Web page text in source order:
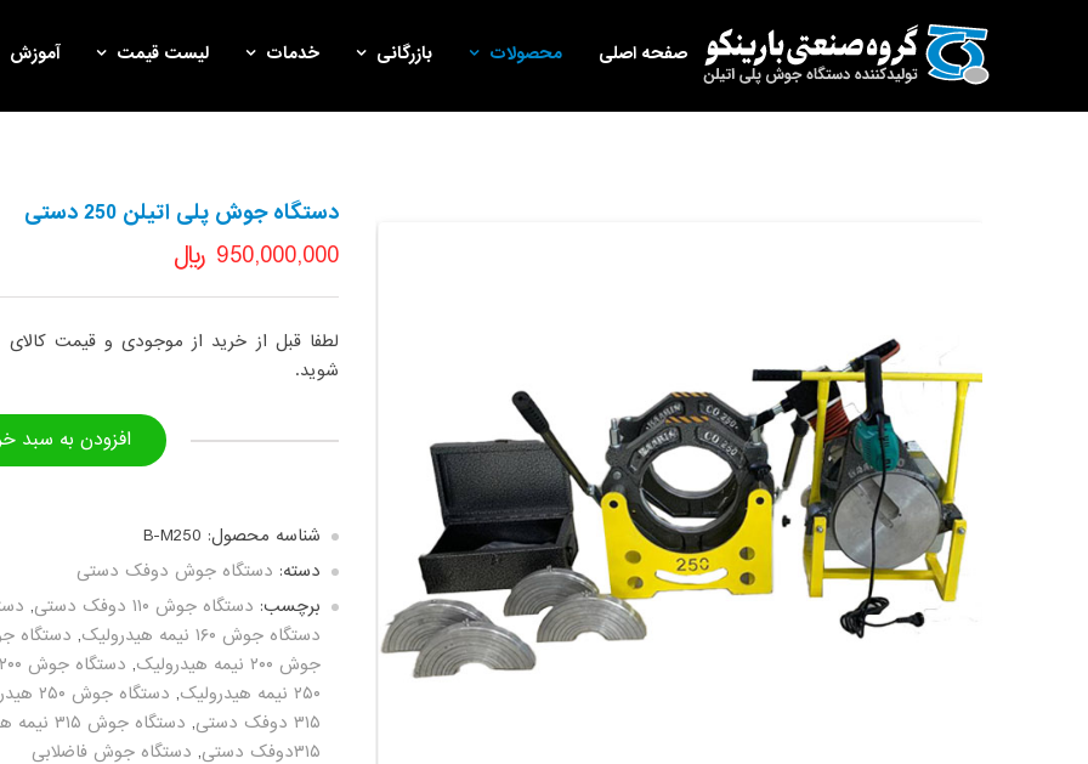
صفحه اصلی
محصولات بازرگانی خدمات لیست قیمت آموزش
دستگاه جوش پلی اتیلن 250 دستی
﷼ 950,000,000
لطفا قبل از خرید از موجودی و قیمت
شوید.
دستگاه
جوش
پلی
اتیلن
250
دستی
عدد
افزودن به سبد
شناسه محصول: B-M250
دسته: دستگاه جوش دوفک دستی
برچسب: دستگاه جوش ۱۱۰ دوفک دستی ,
دستگاه جوش ۱۶۰ نیمه هیدرولیک
, دستگاه جوش ۱۶۰
جوش ۲۰۰ نیمه هیدرولیک
, دستگاه جوش ۲۰۰ هیدرولیک
۲۵۰ نیمه هیدرولیک
, دستگاه جوش ۲۵۰ هیدرولیک
۳۱۵ دوفک دستی
, دستگاه جوش ۳۱۵ نیمه هیدرولیک
۳۱۵دوفک دستی
, دستگاه جوش فاضلابی